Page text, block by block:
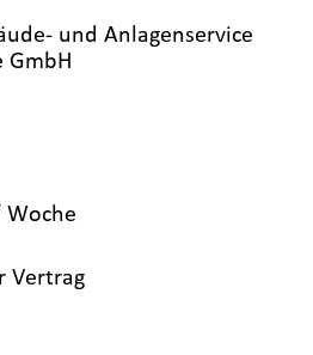
und Anlagenservice
GmbH
Vertrag